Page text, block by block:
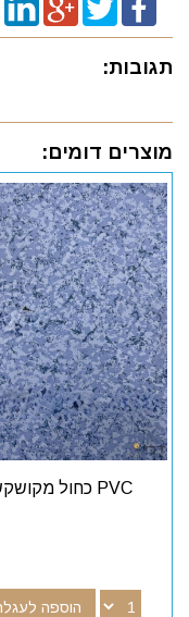
תגובות:
מוצרים דומים:
PVC כחול מקושקש
הוספה